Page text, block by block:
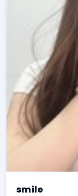
smile